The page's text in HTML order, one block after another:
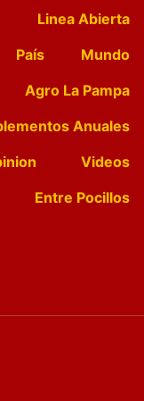
Linea Abierta
País
Mundo
Agro La Pampa
Anuales
Videos
Entre Pocillos